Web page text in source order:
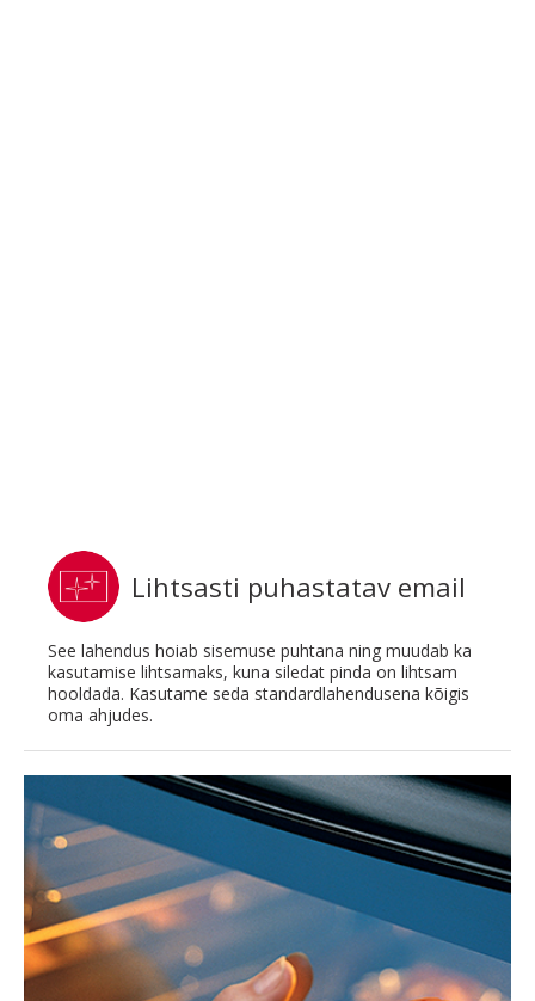
Lihtsasti puhastatav email
See lahendus hoiab sisemuse puhtana ning muudab ka
kasutamise lihtsamaks, kuna siledat pinda on lihtsam
hooldada. Kasutame seda standardlahendusena kõigis
oma ahjudes.